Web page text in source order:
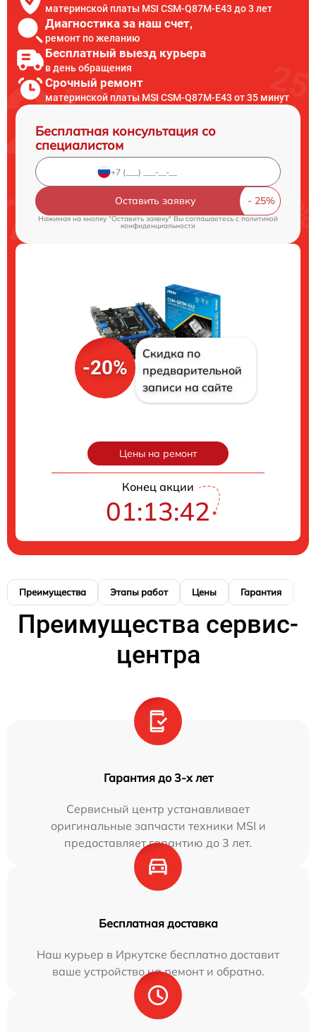
материнской платы MSI CSM-Q87M-E43 до 3 лет
Диагностика за наш счет,
ремонт по желанию
Бесплатный выезд курьера
в день обращения
Срочный ремонт
материнской платы MSI CSM-Q87M-E43 от 35 минут
Бесплатная консультация со
специалистом
Оставить заявку
Нажимая на кнопку "Оставить заявку" Вы соглашаетесь cполитикой
конфиденциальности
-20%
Скидка по
предварительной
записи на сайте
Цены на ремонт
Конец акции
01:13:40
Преимущества Этапы работ Цены Гарантия
Преимущества сервис-
центра
Гарантия до 3-х лет
Сервисный центр устанавливает
оригинальные запчасти техники MSI и
предоставляет гарантию до 3 лет.
Бесплатная доставка
Наш курьер в Иркутске бесплатно доставит
ваше устройство на ремонт и обратно.